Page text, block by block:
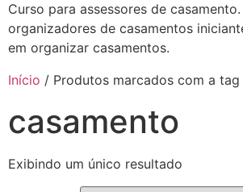
Curso para assessores de
organizadores de casamentos
em organizar casamentos.
Início / Produtos marcados com a tag
casamento
Exibindo um único resultado